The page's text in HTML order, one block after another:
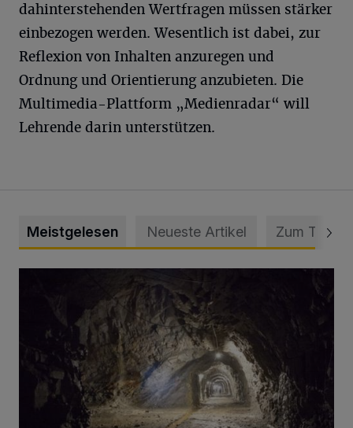
dahinterstehenden Wertfragen müssen stärker
einbezogen werden. Wesentlich ist dabei, zur
Reflexion von Inhalten anzuregen und
Ordnung und Orientierung anzubieten. Die
Multimedia-Plattform „Medienradar“ will
Lehrende darin unterstützen.
Meistgelesen Neueste Artikel Zum Thema